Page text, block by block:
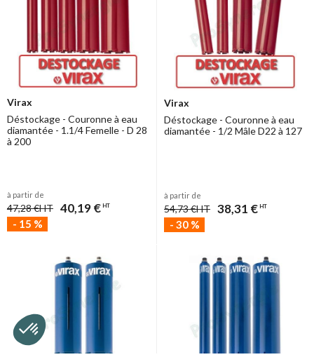
Virax
Déstockage - Couronne à eau
diamantée - 1.1/4 Femelle - D 28
à 200
à partir de
47,28 €HT 40,19 € HT
- 15 %
Virax
Déstockage - Couronne à eau
diamantée - 1/2 Mâle D22 à 127
à partir de
54,73 €HT 38,31 € HT
- 30 %